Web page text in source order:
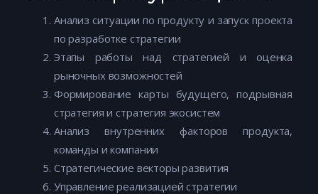
Анализ ситуации по продукту и запуск проекта
по разработке стратегии
Этапы работы над стратегией и оценка
рыночных возможностей
Формирование карты будущего, подрывная
стратегия и стратегия экосистем
Анализ внутренних факторов продукта,
команды и компании
Стратегические векторы развития
Управление реализацией стратегии